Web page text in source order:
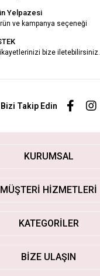
Yelpazesi
ve kampanya seçeneği
bize iletebilirsiniz.
Bizi Takip Edin
KURUMSAL
MÜŞTERİ HİZMETLERİ
KATEGORİLER
BİZE ULAŞIN